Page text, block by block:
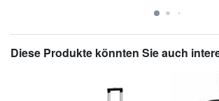
Diese Produkte könnten Sie auch